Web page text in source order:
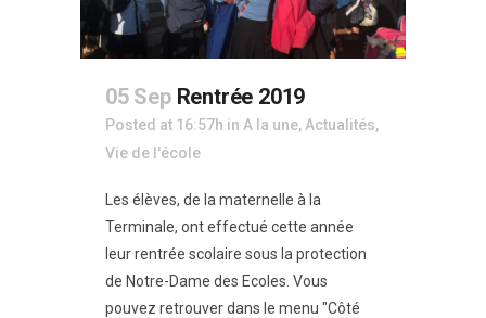
05 Sep Rentrée 2019
Posted at 16:57h in A la une, Actualités,
Vie de l'école
Les élèves, de la maternelle à la
Terminale, ont effectué cette année
leur rentrée scolaire sous la protection
de Notre-Dame des Ecoles. Vous
pouvez retrouver dans le menu "Côté